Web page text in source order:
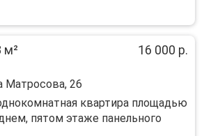
м² 16 000 р.
Матросова, 26
квартира площадью
пятом этаже панельного